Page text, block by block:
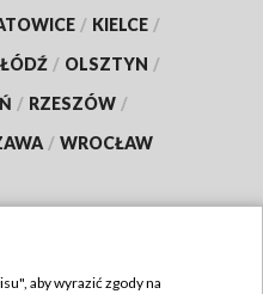
/ KIELCE /
ŁÓDŹ / OLSZTYN /
/ RZESZÓW /
/ WROCŁAW
aby wyrazić zgody na